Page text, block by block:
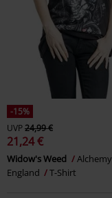
-15%
UVP24,99 €
21,24 €
Widow's Weed
Alchemy
England
T-Shirt